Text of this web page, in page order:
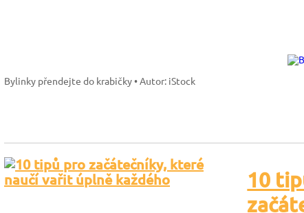
Bylinky přendejte do krabičky• Autor: iStock
10